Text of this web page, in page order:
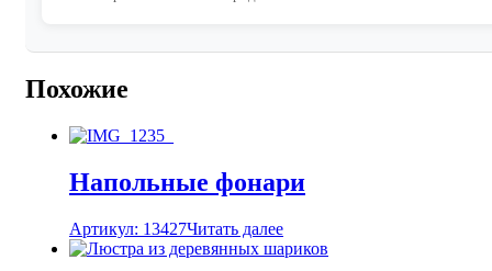
Похожие
Напольные фонари
Артикул: 13427Читать далее